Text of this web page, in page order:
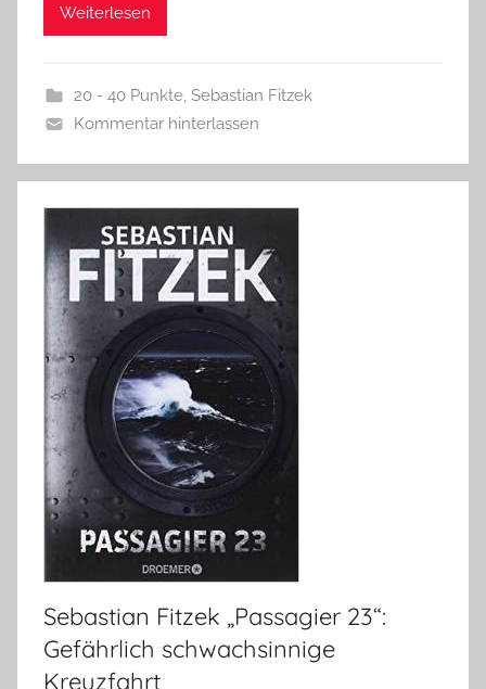
Weiterlesen
20 - 40 Punkte, Sebastian Fitzek
Kommentar hinterlassen
Sebastian Fitzek „Passagier 23“:
Gefährlich schwachsinnige
Kreuzfahrt